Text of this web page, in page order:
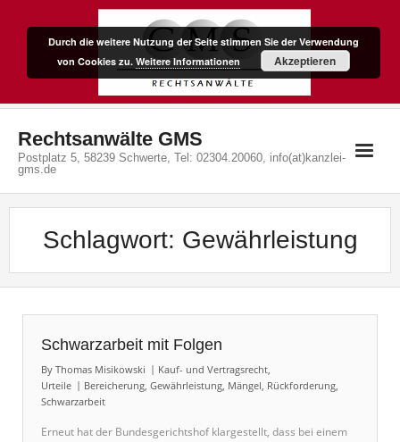
Rechtsanwälte GMS
Postplatz 5, 58239 Schwerte, Tel: 02304.20060, info(at)kanzlei-
gms.de
Schlagwort: Gewährleistung
Schwarzarbeit mit Folgen
By Thomas Misikowski Kauf- und Vertragsrecht,
Urteile
Bereicherung, Gewährleistung, Mängel, Rückforderung,
Schwarzarbeit
Erneut hat der Bundesgerichtshof klargestellt, dass bei einem
Durch die weitere Nutzung der Seite stimmen Sie der Verwendung
von Cookies zu. Weitere Informationen Akzeptieren